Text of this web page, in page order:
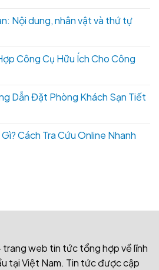
Nội dung, nhân vật và thứ tự
Công Cụ Hữu Ích Cho Công
Dẫn Đặt Phòng Khách Sạn Tiết
Cách Tra Cứu Online Nhanh
trang web tin tức tổng hợp về lĩnh
tại Việt Nam. Tin tức được cập